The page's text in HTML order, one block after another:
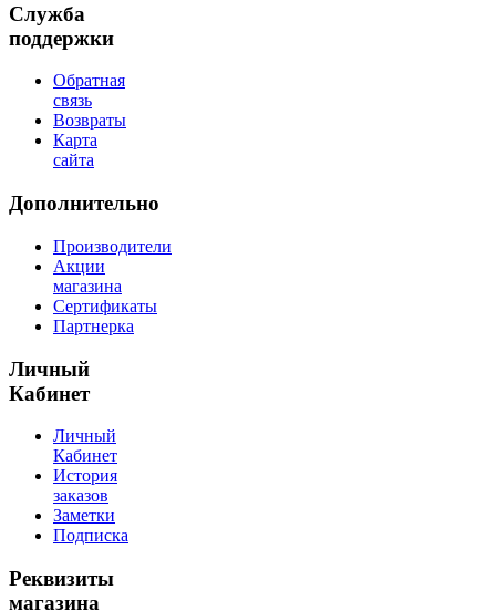
Служба
поддержки
Обратная
связь
Возвраты
Карта
сайта
Дополнительно
Производители
Акции
магазина
Сертификаты
Партнерка
Личный
Кабинет
Личный
Кабинет
История
заказов
Заметки
Подписка
Реквизиты
магазина